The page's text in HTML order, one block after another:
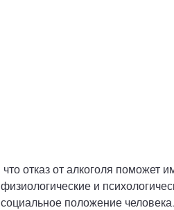
физиологические и
социальное положение